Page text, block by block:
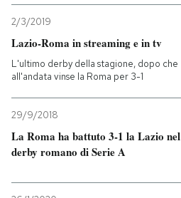
2/3/2019
Lazio-Roma in streaming e in tv
L'ultimo derby della stagione, dopo che
all'andata vinse la Roma per 3-1
29/9/2018
La Roma ha battuto 3-1 la Lazio nel
derby romano di Serie A